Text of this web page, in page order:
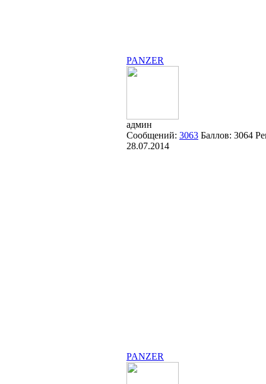
PANZER
админ
Сообщений: 3063 Баллов: 3064
28.07.2014
PANZER